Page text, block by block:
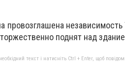
провозглашена
поднят над
текст і натисніть Ctrl + Enter, щоб